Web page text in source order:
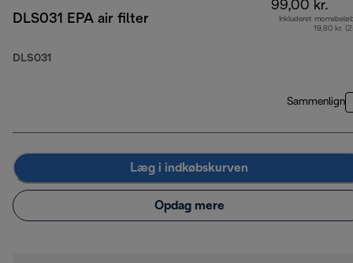
DLS031 EPA air filter
DLS031
99,00 kr.
Inkluderet
19,80 kr.
Sammenlign
Læg i indkøbskurven
Opdag mere